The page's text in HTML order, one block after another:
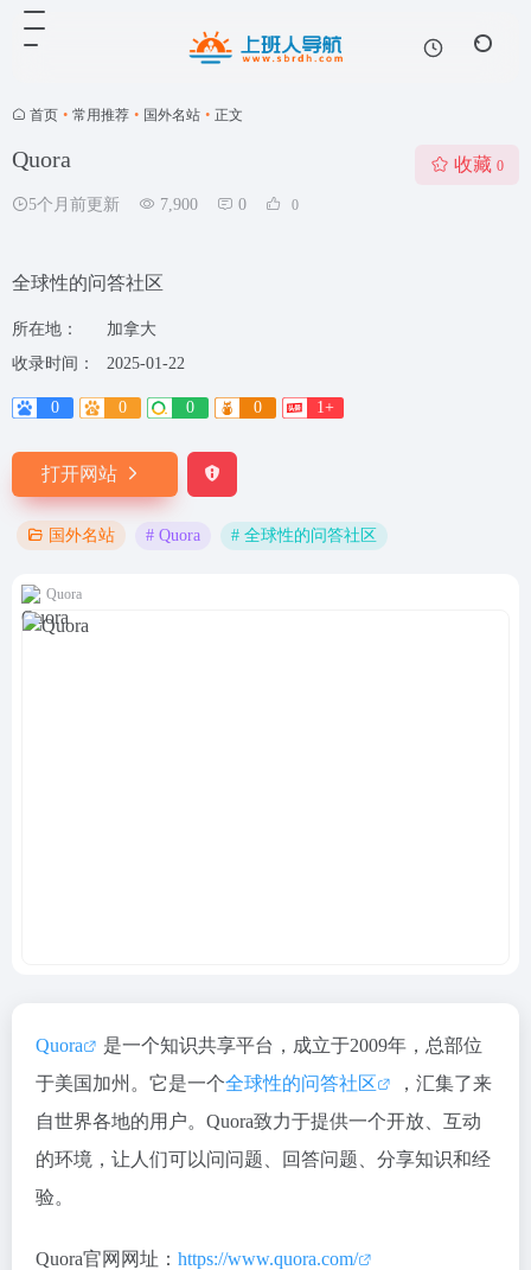
首页 • 常用推荐 • 国外名站 • 正文
Quora
5个月前更新 7,900 0 0
收藏 0
全球性的问答社区
所在地：
加拿大
收录时间：
2025-01-22
0 0 0 0 1+
打开网站
国外名站 # Quora # 全球性的问答社区
Quora
Quora
是一个知识共享平台，成立于2009年，总部位
于美国加州。它是一个全球性的问答社区
，汇集了来
自世界各地的用户。Quora致力于提供一个开放、互动
的环境，让人们可以问问题、回答问题、分享知识和经
验。
Quora官网网址： https://www.quora.com/